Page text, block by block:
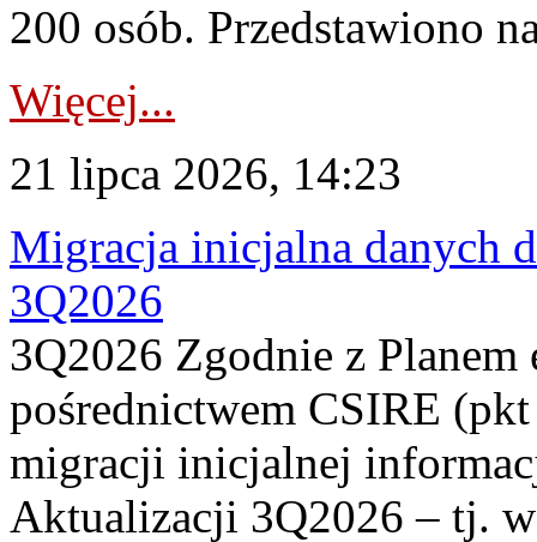
200 osób. Przedstawiono
Więcej...
21 lipca 2026, 14:23
Migracja inicjalna danych
3Q2026
3Q2026 Zgodnie z
pośrednictwem CSIRE
migracji inicjalnej
Aktualizacji 3Q2026 – tj.